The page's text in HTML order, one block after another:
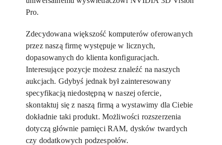
Pro.
Zdecydowana większość komputerów oferowanych
przez naszą firmę występuje w licznych,
dopasowanych do klienta konfiguracjach.
Interesujące pozycje możesz znaleźć na naszych
aukcjach. Gdybyś jednak był zainteresowany
specyfikacją niedostępną w naszej ofercie,
skontaktuj się z naszą firmą a wystawimy dla Ciebie
dokładnie taki produkt. Możliwości rozszerzenia
dotyczą głównie pamięci RAM, dysków twardych
czy dodatkowych podzespołów.